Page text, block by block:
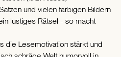
und vielen farbigen Bildern
lustiges Rätsel - so macht
die Lesemotivation stärkt und